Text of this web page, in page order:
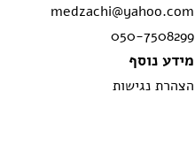
medzachi@yahoo.com
050-7508299
מידע נוסף
הצהרת נגישות